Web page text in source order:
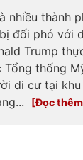
nhiều thành
đối phó với
Trump
Tổng thống
di cư tại